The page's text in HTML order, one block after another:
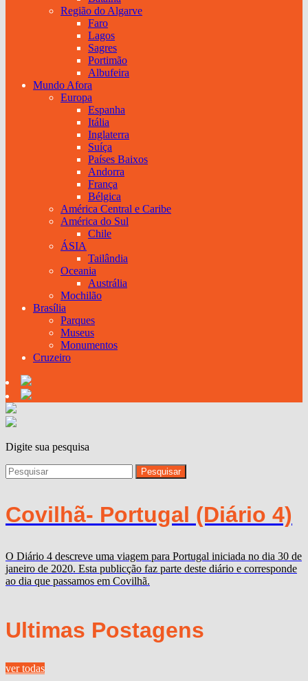
Região do Algarve
Faro
Lagos
Sagres
Portimão
Albufeira
Mundo Afora
Europa
Espanha
Itália
Inglaterra
Suíça
Países Baixos
Andorra
França
Bélgica
América Central e Caribe
América do Sul
Chile
ÁSIA
Tailândia
Oceania
Austrália
Mochilão
Brasília
Parques
Museus
Monumentos
Cruzeiro
Digite sua pesquisa
Covilhã- Portugal (Diário 4)
O Diário 4 descreve uma viagem para Portugal iniciada no dia 30 de
janeiro de 2020. Esta publicção faz parte deste diário e corresponde
ao dia que passamos em Covilhã.
Ultimas Postagens
ver todas